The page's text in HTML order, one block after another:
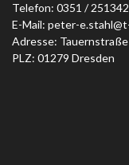
Telefon: 0351 /
E-Mail: peter-
Adresse:
PLZ: 01279 Dresden